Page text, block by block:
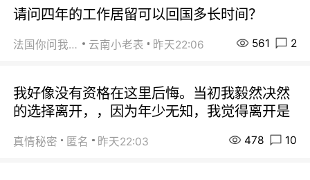
请问四年的工作居留可以回国多长时间？
法国你问我答 云南小老表 昨天22:06 561 2
我好像没有资格在这里后悔。当初我毅然决然
的选择离开，，因为年少无知，我觉得离开是
真情秘密 匿名 昨天22:03 478 10